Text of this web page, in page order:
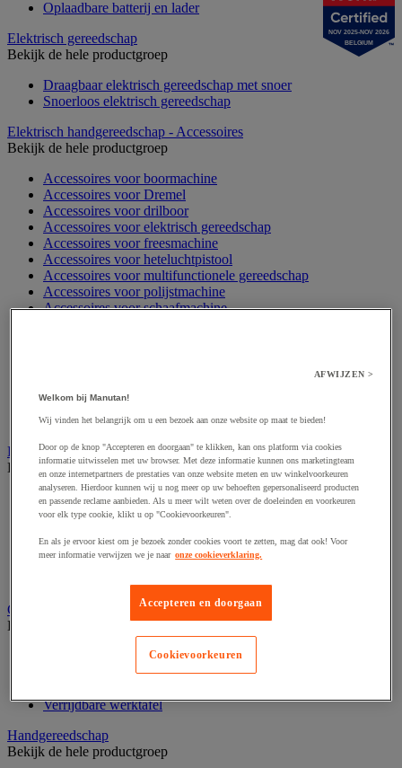
Oplaadbare batterij en lader
Elektrisch gereedschap
Bekijk de hele productgroep
Draagbaar elektrisch gereedschap met snoer
Snoerloos elektrisch gereedschap
Elektrisch handgereedschap - Accessoires
Bekijk de hele productgroep
Accessoires voor boormachine
Accessoires voor Dremel
Accessoires voor drilboor
Accessoires voor elektrisch gereedschap
Accessoires voor freesmachine
Accessoires voor heteluchtpistool
Accessoires voor multifunctionele gereedschap
Accessoires voor polijstmachine
Accessoires voor schaafmachine
Accessoires voor spijkermachine
Accessoires voor zaag
Elektrische toebehoren en verlichting
Bekijk de hele productgroep
Accessoires voor elektrisch schakelpaneel
Batterij, oplader en kabel
Elektrische uitrusting
Verlengsnoer, stekkerdoos en kapelhaspel
Gereedschap opbergen
Bekijk de hele productgroep
Assortimentsdoos en gereedschapkoffer
Gereedschapskist en opbergtas
Verrijdbare werktafel
Handgereedschap
Bekijk de hele productgroep
NOV 2025-NOV 2026
BELGIUM
AFWIJZEN >
Welkom bij Manutan!
Wij vinden het belangrijk om u een bezoek aan onze website op maat te bieden!
Door op de knop "Accepteren en doorgaan" te klikken, kan ons platform via cookies
informatie uitwisselen met uw browser. Met deze informatie kunnen ons marketingteam
en onze internetpartners de prestaties van onze website meten en uw winkelvoorkeuren
analyseren. Hierdoor kunnen wij u nog meer op uw behoeften gepersonaliseerd producten
en passende reclame aanbieden. Als u meer wilt weten over de doeleinden en voorkeuren
voor elk type cookie, klikt u op "Cookievoorkeuren".
En als je ervoor kiest om je bezoek zonder cookies voort te zetten, mag dat ook! Voor
meer informatie verwijzen we je naar onze cookieverklaring.
Accepteren en doorgaan
Cookievoorkeuren